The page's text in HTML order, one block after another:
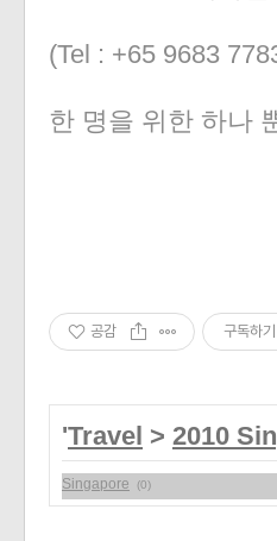
(Tel : +65 9683
한 명을 위한 하나
공감 구독하기
'Travel > 2010
Singapore (0)